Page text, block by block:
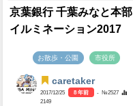
京葉銀行 千葉みなと本部
イルミネーション2017
お散歩・公園 市役所
caretaker
2017/12/25 8 年前
- №2527
2149